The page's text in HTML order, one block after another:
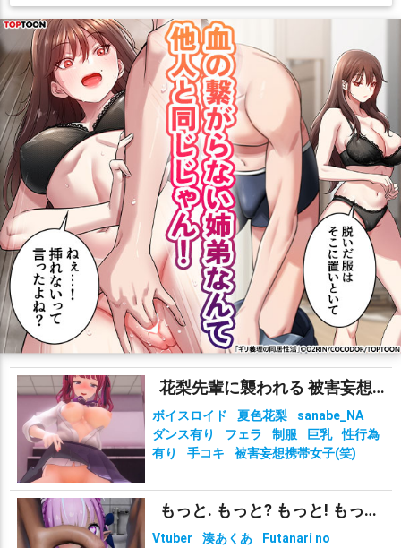
花梨先輩に襲われる 被害妄想携帯女子（笑）
ボイスロイド 夏色花梨
sanabe_NA
ダンス有り
フェラ 制服 巨乳
性行為
有り
手コキ 被害妄想携帯女子(笑)
もっと. もっと? もっと! もっと!?!?
Vtuber 湊あくあ Futanari no